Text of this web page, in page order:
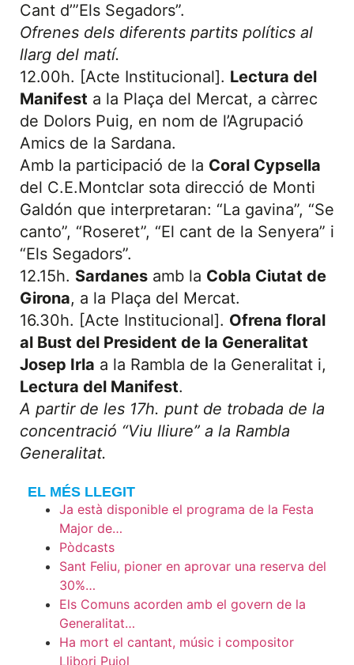
Cant d’”Els Segadors”.
Ofrenes dels diferents partits polítics al
llarg del matí.
12.00h. [Acte Institucional]. Lectura del
Manifest a la Plaça del Mercat, a càrrec
de Dolors Puig, en nom de l’Agrupació
Amics de la Sardana.
Amb la participació de la Coral Cypsella
del C.E.Montclar sota direcció de Monti
Galdón que interpretaran: “La gavina”, “Se
canto”, “Roseret”, “El cant de la Senyera” i
“Els Segadors”.
12.15h. Sardanes amb la Cobla Ciutat de
Girona, a la Plaça del Mercat.
16.30h. [Acte Institucional]. Ofrena floral
al Bust del President de la Generalitat
Josep Irla a la Rambla de la Generalitat i,
Lectura del Manifest.
A partir de les 17h. punt de trobada de la
concentració “Viu lliure” a la Rambla
Generalitat.
EL MÉS LLEGIT
Ja està disponible el programa de la Festa
Major de…
Pòdcasts
Sant Feliu, pioner en aprovar una reserva del
30%…
Els Comuns acorden amb el govern de la
Generalitat…
Ha mort el cantant, músic i compositor
Llibori Pujol